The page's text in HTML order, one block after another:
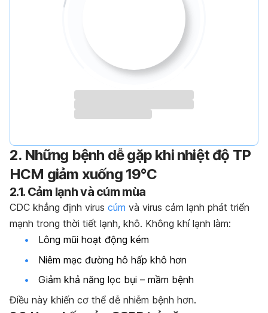
2. Những bệnh dễ gặp khi nhiệt độ TP
HCM giảm xuống 19°C
2.1. Cảm lạnh và cúm mùa
CDC khẳng định virus cúm và virus cảm lạnh phát triển
mạnh trong thời tiết lạnh, khô. Không khí lạnh làm:
Lông mũi hoạt động kém
Niêm mạc đường hô hấp khô hơn
Giảm khả năng lọc bụi – mầm bệnh
Điều này khiến cơ thể dễ nhiễm bệnh hơn.